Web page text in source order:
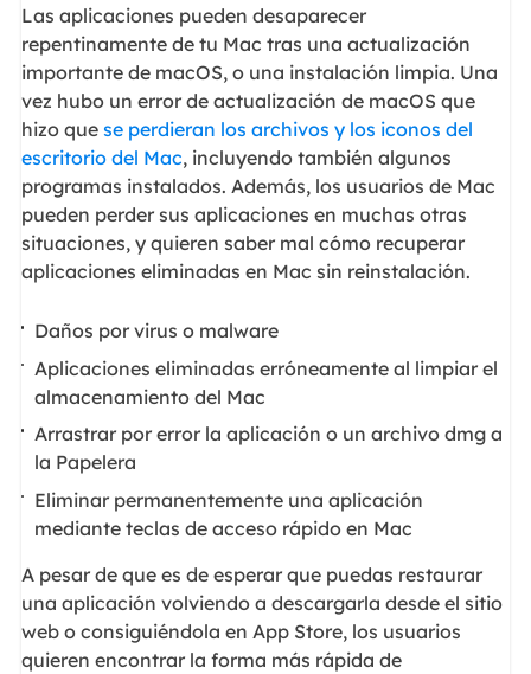
Las aplicaciones pueden desaparecer
repentinamente de tu Mac tras una actualización
importante de macOS, o una instalación limpia. Una
vez hubo un error de actualización de macOS que
hizo que se perdieran los archivos y los iconos del
escritorio del Mac, incluyendo también algunos
programas instalados. Además, los usuarios de Mac
pueden perder sus aplicaciones en muchas otras
situaciones, y quieren saber mal cómo recuperar
aplicaciones eliminadas en Mac sin reinstalación.
Daños por virus o malware
Aplicaciones eliminadas erróneamente al limpiar el
almacenamiento del Mac
Arrastrar por error la aplicación o un archivo dmg a
la Papelera
Eliminar permanentemente una aplicación
mediante teclas de acceso rápido en Mac
A pesar de que es de esperar que puedas restaurar
una aplicación volviendo a descargarla desde el sitio
web o consiguiéndola en App Store, los usuarios
quieren encontrar la forma más rápida de